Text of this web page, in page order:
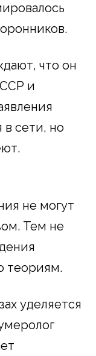
что он
и
в сети, но
не могут
Тем не
теориям.
уделяется